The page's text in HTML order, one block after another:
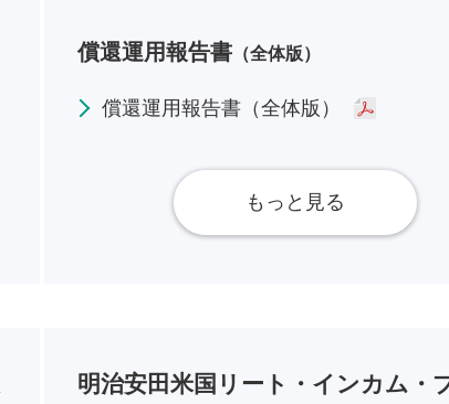
償還運用報告書 （全体版）
償還運用報告書（全体版）
もっと見る
明治安田米国リート・インカム・